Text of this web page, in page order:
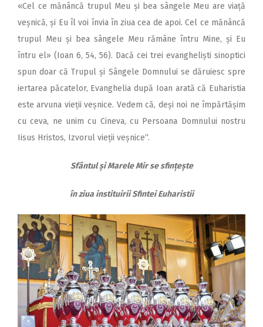
«Cel ce mănâncă trupul Meu și bea sângele Meu are viață
veșnică, și Eu îl voi învia în ziua cea de apoi. Cel ce mănâncă
trupul Meu și bea sângele Meu rămâne întru Mine, și Eu
întru el» (Ioan 6, 54, 56). Dacă cei trei evangheliști sinoptici
spun doar că Trupul și Sângele Domnului se dăruiesc spre
iertarea păcatelor, Evanghelia după Ioan arată că Euharistia
este arvuna vieții veșnice. Vedem că, deși noi ne împărtășim
cu ceva, ne unim cu Cineva, cu Persoana Domnului nostru
Iisus Hristos, Izvorul vieții veșnice“.
Sfântul și Marele Mir se sfințește
în ziua instituirii Sfintei Euharistii